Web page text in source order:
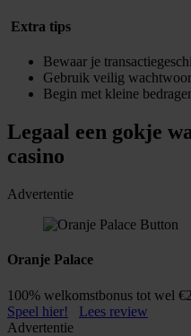
​ Extra tips
Bewaar je
Gebruik veilig
Begin met kleine
Legaal een gokje
casino
Advertentie
Oranje Palace
100% welkomstbonus tot wel
Speel hier!
Lees review
Advertentie